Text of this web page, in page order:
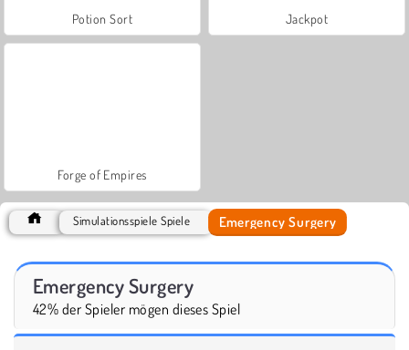
Potion Sort Jackpot
Forge of Empires
Simulationsspiele Spiele Emergency Surgery
Emergency Surgery
42% der Spieler mögen dieses Spiel